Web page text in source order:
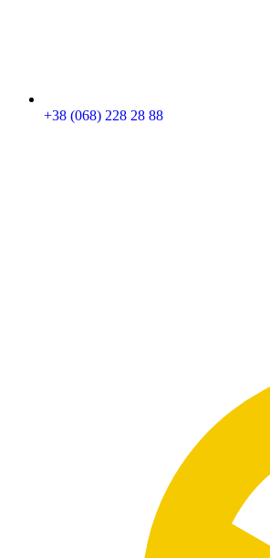
+38 (068) 228 28 88